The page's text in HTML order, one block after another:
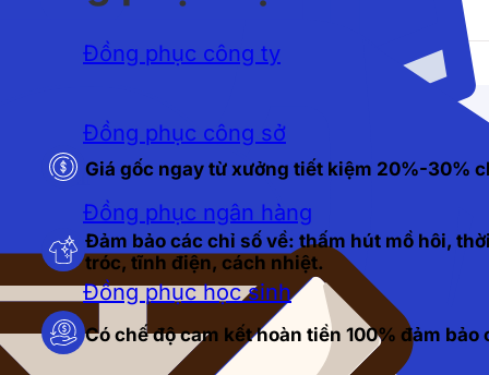
Đồng phục công ty
Đồng phục công sở
Đồng phục ngân hàng
Đồng phục học sinh
Giá gốc ngay từ xưởng tiết kiệm 20%-30%
Đảm bảo các chỉ số về: thấm hút mồ hôi,
tróc, tĩnh điện, cách nhiệt.
Có chế độ cam kết hoàn tiền 100% đảm